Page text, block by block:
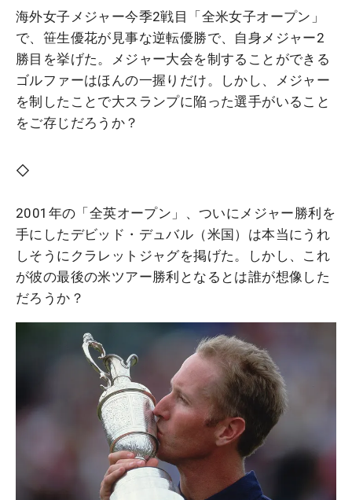
海外女子メジャー今季2戦目「全米女子オープン」
で、笹生優花が見事な逆転優勝で、自身メジャー2
勝目を挙げた。メジャー大会を制することができる
ゴルファーはほんの一握りだけ。しかし、メジャー
を制したことで大スランプに陥った選手がいること
をご存じだろうか？
◇
2001年の「全英オープン」、ついにメジャー勝利を
手にしたデビッド・デュバル（米国）は本当にうれ
しそうにクラレットジャグを掲げた。しかし、これ
が彼の最後の米ツアー勝利となるとは誰が想像した
だろうか？